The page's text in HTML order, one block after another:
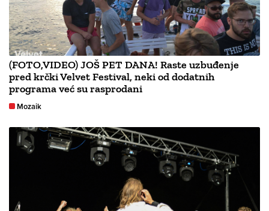
(FOTO,VIDEO) JOŠ PET DANA! Raste uzbuđenje
pred krčki Velvet Festival, neki od dodatnih
programa već su rasprodani
Mozaik